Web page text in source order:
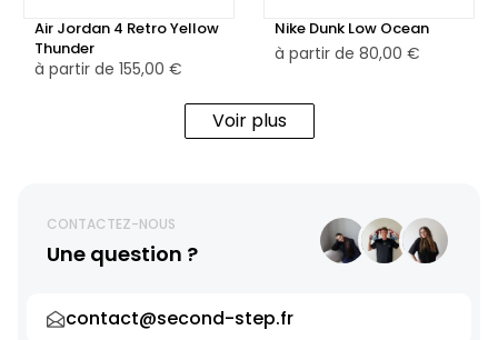
Air Jordan 4 Retro Yellow
Thunder
à partir de 155,00 €
Nike Dunk Low Ocean
à partir de 80,00 €
Voir plus
CONTACTEZ-NOUS
Une question ?
contact@second-step.fr